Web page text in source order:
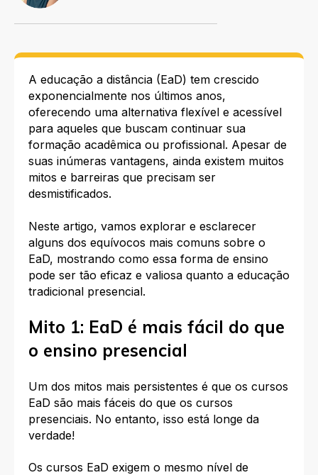
A educação a distância (EaD) tem crescido
exponencialmente nos últimos anos,
oferecendo uma alternativa flexível e acessível
para aqueles que buscam continuar sua
formação acadêmica ou profissional. Apesar de
suas inúmeras vantagens, ainda existem muitos
mitos e barreiras que precisam ser
desmistificados.
Neste artigo, vamos explorar e esclarecer
alguns dos equívocos mais comuns sobre o
EaD, mostrando como essa forma de ensino
pode ser tão eficaz e valiosa quanto a educação
tradicional presencial.
Mito 1: EaD é mais fácil do que
o ensino presencial
Um dos mitos mais persistentes é que os cursos
EaD são mais fáceis do que os cursos
presenciais. No entanto, isso está longe da
verdade!
Os cursos EaD exigem o mesmo nível de